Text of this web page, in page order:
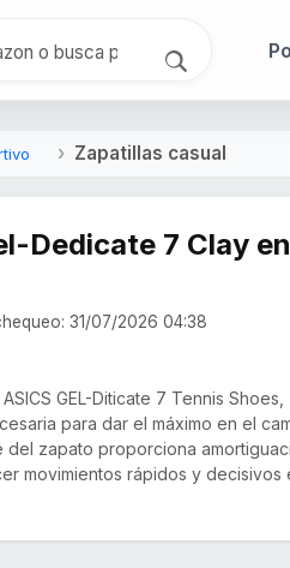
Zapatillas casual
Dedicate 7 Clay en
31/07/2026 04:38
GEL-Diticate 7 Tennis Shoes,
para dar el máximo en el
zapato proporciona
movimientos rápidos y decisivos